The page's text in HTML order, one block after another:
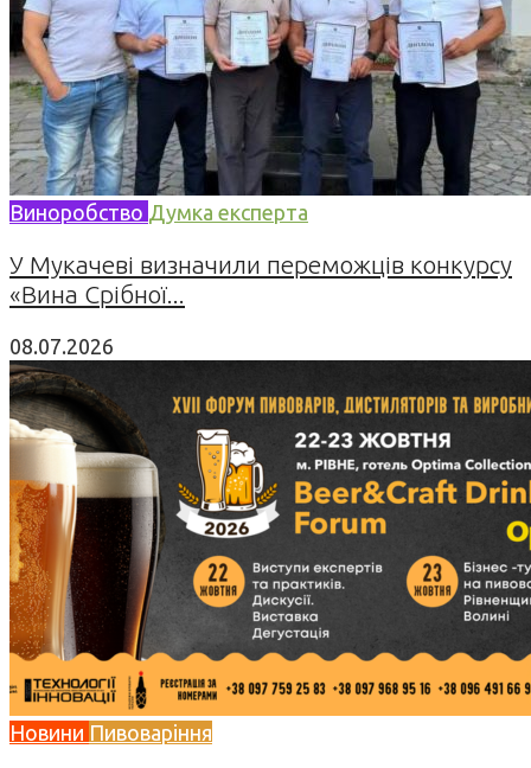
Виноробство Думка експерта
У Мукачеві визначили переможців конкурсу
«Вина Срібної...
08.07.2026
Новини Пивоваріння